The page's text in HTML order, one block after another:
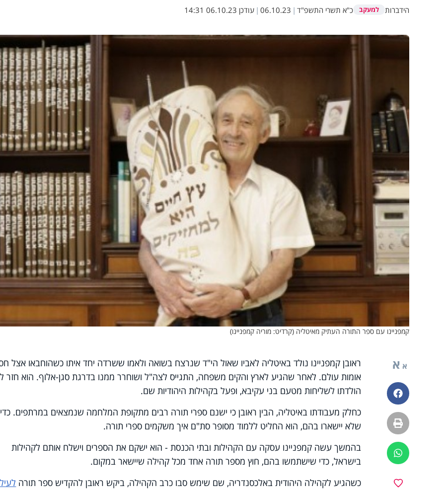
הידברות למעקב כ"א תשרי התשפ"ד |
06.10.23
| עודכן 06.10.23 14:31
קמפניינו עם ספר התורה העתיק מאיטליה (קרדיט: מוריה קמפניינו)
א א
פייסבוק
הדפסה
ווטסאפ
ראובן קמפניינו נולד באיטליה לאביו שאול הי"ד שנרצח בשואה ולאמו ששרדה יחד איתו כשהוחבאו אצל
אומות עולם. לאחר שהגיע לארץ והקים משפחה, התגייס לצה"ל ושוחרר ממנו בדרגת סגן-אלוף. הוא חזר
הולדתו לשליחות מטעם בני עקיבא, ופעל בקהילות היהודיות שם.
כחלק מעבודתו באיטליה, הבין ראובן כי ישנם ספרי תורה רבים מתקופת המלחמה שנמצאים במרתפים. כדי
שלא יישארו בהם, הוא החליט ללמוד מסופר סת"ם איך משקמים ספרי תורה.
בהמשך עשה קמפניינו עסקה עם הקהילות ובתי הכנסת - הוא ישקם את הספרים וישלח אותם לקהילות
בישראל, כדי שישתמשו בהם, חוץ מספר תורה אחד מכל קהילה שיישאר במקום.
כשהגיע לקהילה היהודית באלכסנדריה, שם שימש סבו כרב הקהילה, ביקש ראובן להקדיש ספר תורה